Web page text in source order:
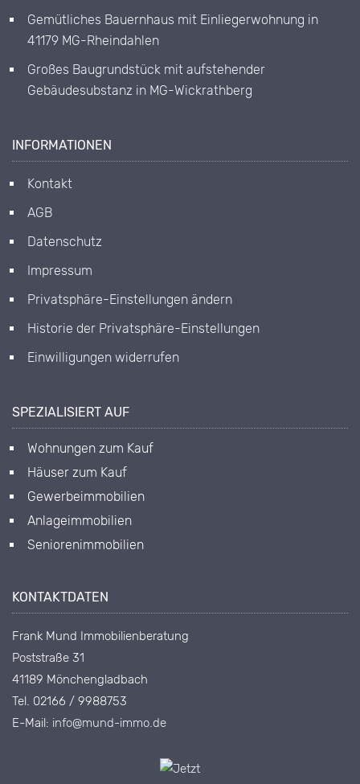
Gemütliches Bauernhaus mit Einliegerwohnung in
41179 MG-Rheindahlen
Großes Baugrundstück mit aufstehender
Gebäudesubstanz in MG-Wickrathberg
INFORMATIONEN
Kontakt
AGB
Datenschutz
Impressum
Privatsphäre-Einstellungen ändern
Historie der Privatsphäre-Einstellungen
Einwilligungen widerrufen
SPEZIALISIERT AUF
Wohnungen zum Kauf
Häuser zum Kauf
Gewerbeimmobilien
Anlageimmobilien
Seniorenimmobilien
KONTAKTDATEN
Frank Mund Immobilienberatung
Poststraße 31
41189 Mönchengladbach
Tel. 02166 / 9988753
E-Mail: info@mund-immo.de